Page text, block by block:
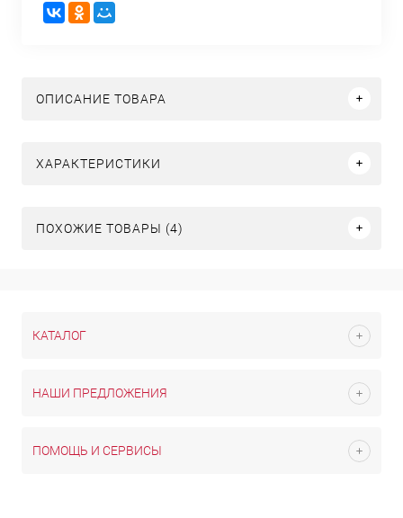
ОПИСАНИЕ ТОВАРА
ХАРАКТЕРИСТИКИ
ПОХОЖИЕ ТОВАРЫ (4)
КАТАЛОГ
НАШИ ПРЕДЛОЖЕНИЯ
ПОМОЩЬ И СЕРВИСЫ